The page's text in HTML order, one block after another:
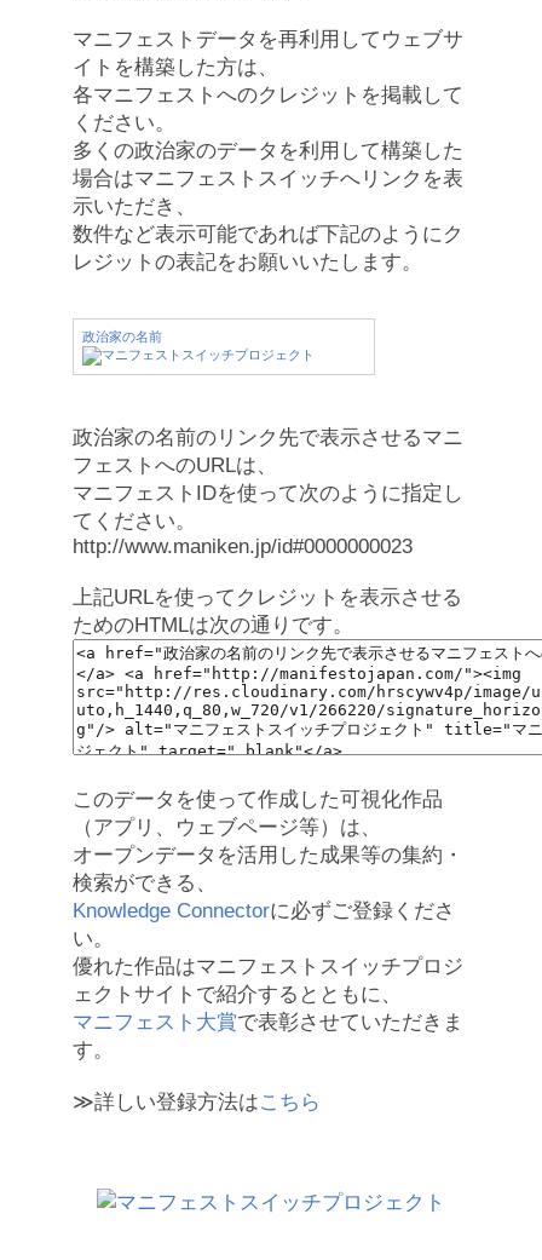
マニフェストデータを再利用してウェブサ
イトを構築した方は、
各マニフェストへのクレジットを掲載して
ください。
多くの政治家のデータを利用して構築した
場合はマニフェストスイッチへリンクを表
示いただき、
数件など表示可能であれば下記のようにク
レジットの表記をお願いいたします。
政治家の名前
政治家の名前のリンク先で表示させるマニ
フェストへのURLは、
マニフェストIDを使って次のように指定し
てください。
http://www.maniken.jp/id#0000000023
上記URLを使ってクレジットを表示させる
ためのHTMLは次の通りです。
このデータを使って作成した可視化作品
（アプリ、ウェブページ等）は、
オープンデータを活用した成果等の集約・
検索ができる、
Knowledge Connectorに必ずご登録くださ
い。
優れた作品はマニフェストスイッチプロジ
ェクトサイトで紹介するとともに、
マニフェスト大賞で表彰させていただきま
す。
≫詳しい登録方法はこちら